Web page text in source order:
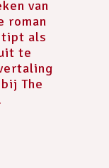
van
roman
als
te
The